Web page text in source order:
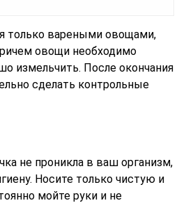
только вареными овощами,
овощи необходимо
измельчить. После окончания
сделать контрольные
не проникла в ваш организм,
Носите только чистую и
мойте руки и не